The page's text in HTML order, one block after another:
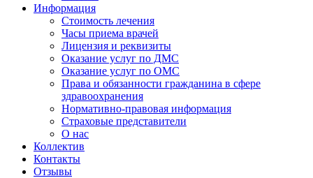
Информация
Стоимость лечения
Часы приема врачей
Лицензия и реквизиты
Оказание услуг по ДМС
Оказание услуг по ОМС
Права и обязанности гражданина в сфере
здравоохранения
Нормативно-правовая информация
Страховые представители
О нас
Коллектив
Контакты
Отзывы